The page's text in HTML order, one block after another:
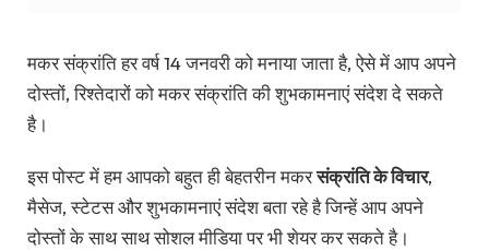
मकर संक्रांति हर वर्ष 14 जनवरी को मनाया जाता है, ऐसे में आप अपने
दोस्तों, रिश्तेदारों को मकर संक्रांति की शुभकामनाएं संदेश दे सकते
है।
इस पोस्ट में हम आपको बहुत ही बेहतरीन मकरसंक्रांति के विचार,
मैसेज, स्टेटस और शुभकामनाएं संदेश बता रहे है जिन्हें आप अपने
दोस्तों के साथ साथ सोशल मीडिया पर भी शेयर कर सकते है।